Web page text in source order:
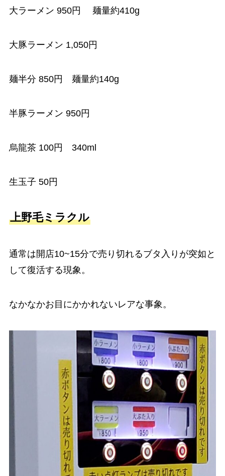
大ラーメン 950円 麺量約410g
大豚ラーメン 1,050円
麺半分 850円 麺量約140g
半豚ラーメン 950円
烏龍茶 100円 340ml
生玉子 50円
上野毛ミラクル
通常は開店10~15分で売り切れるブタ入りが突如と
して復活する現象。
なかなかお目にかかれないレアな事象。